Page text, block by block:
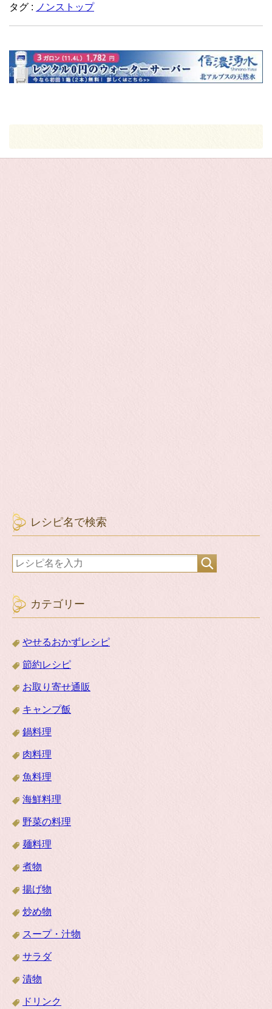
タグ : ノンストップ
レシピ名で検索
カテゴリー
やせるおかずレシピ
節約レシピ
お取り寄せ通販
キャンプ飯
鍋料理
肉料理
魚料理
海鮮料理
野菜の料理
麺料理
煮物
揚げ物
炒め物
スープ・汁物
サラダ
漬物
ドリンク